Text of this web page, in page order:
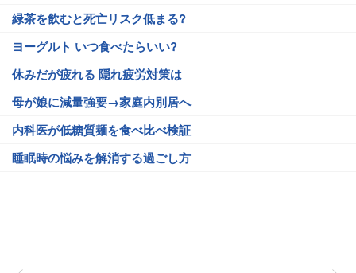
緑茶を飲むと死亡リスク低まる?
ヨーグルト いつ食べたらいい?
休みだが疲れる 隠れ疲労対策は
母が娘に減量強要→家庭内別居へ
内科医が低糖質麺を食べ比べ検証
睡眠時の悩みを解消する過ごし方